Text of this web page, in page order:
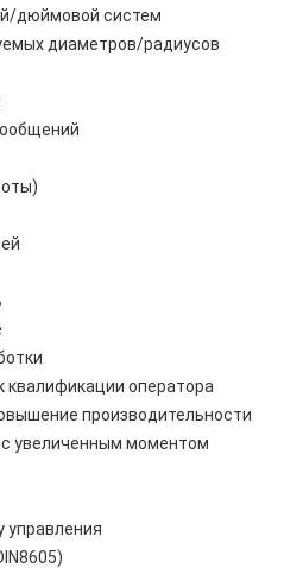
дюймовой систем
диаметров/радиусов
квалификации оператора
производительности
увеличенным моментом
управления